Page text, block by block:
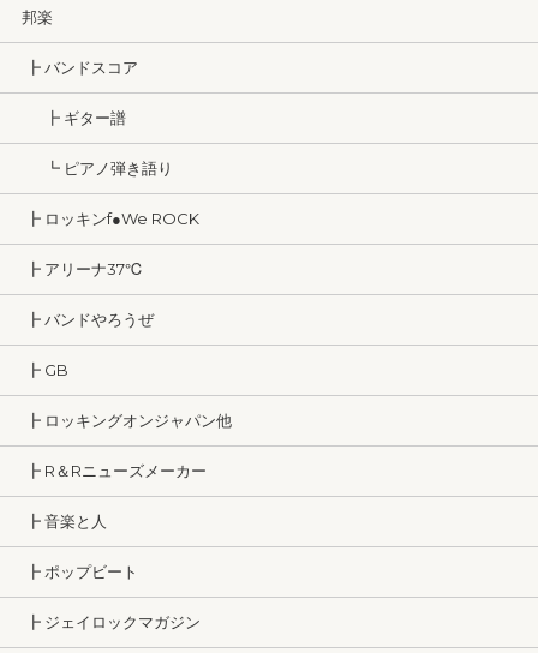
邦楽
┣ バンドスコア
┣ ギター譜
┗ ピアノ弾き語り
┣ ロッキンf●We ROCK
┣ アリーナ37℃
┣ バンドやろうぜ
┣ GB
┣ ロッキングオンジャパン他
┣ R＆Rニューズメーカー
┣ 音楽と人
┣ ポップビート
┣ ジェイロックマガジン